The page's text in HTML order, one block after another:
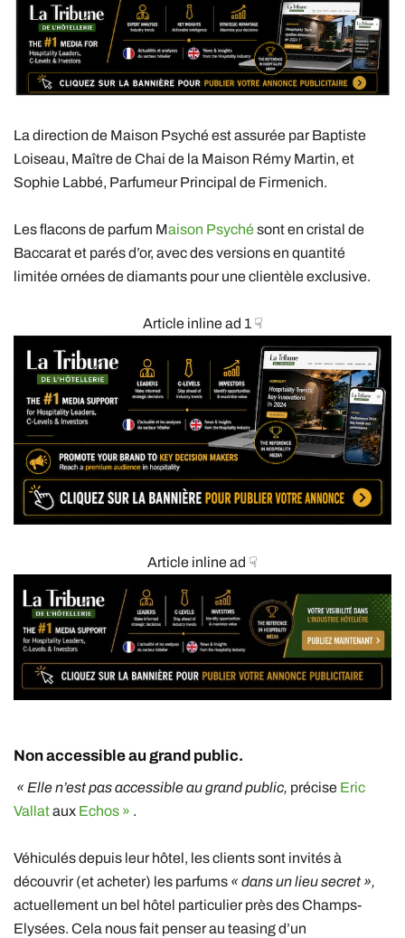
La direction de Maison Psyché est assurée par Baptiste
Loiseau, Maître de Chai de la Maison Rémy Martin, et
Sophie Labbé, Parfumeur Principal de Firmenich.
Les flacons de parfum Maison Psychésont en cristal de
Baccarat et parés d’or, avec des versions en quantité
limitée ornées de diamants pour une clientèle exclusive.
Article inline ad 1 ☟
Article inline ad ☟
Non accessible au grand public.
« Elle n’est pas accessible au grand public, précise Eric
Vallataux Echos » .
Véhiculés depuis leur hôtel, les clients sont invités à
découvrir (et acheter) les parfums « dans un lieu secret »,
actuellement un bel hôtel particulier près des Champs-
Elysées. Cela nous fait penser au teasing d’un